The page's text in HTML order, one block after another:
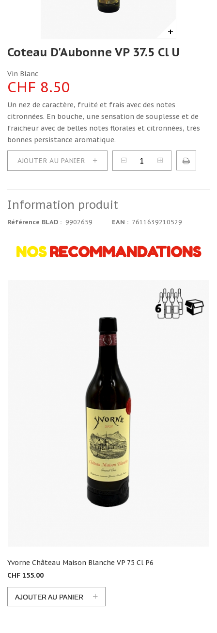
+
Coteau D'Aubonne VP 37.5 Cl U
Vin Blanc
CHF 8.50
Un nez de caractère, fruité et frais avec des notes
citronnées. En bouche, une sensation de souplesse et de
fraicheur avec de belles notes florales et citronnées, très
bonnes persistance aromatique.
AJOUTER AU PANIER +
Information produit
Référence BLAD 9902659 EAN 7611639210529
NOSRECOMMANDATIONS
Yvorne Château Maison Blanche VP 75 Cl P6
CHF 155.00
AJOUTER AU PANIER +